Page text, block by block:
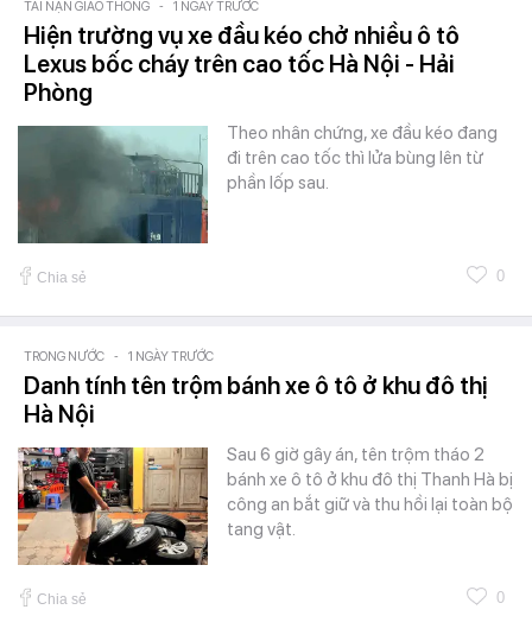
TAI NẠN GIAO THÔNG - 1 NGÀY TRƯỚC
Hiện trường vụ xe đầu kéo chở nhiều ô tô
Lexus bốc cháy trên cao tốc Hà Nội - Hải
Phòng
Theo nhân chứng, xe đầu kéo đang
đi trên cao tốc thì lửa bùng lên từ
phần lốp sau.
Chia sẻ 0
TRONG NƯỚC - 1 NGÀY TRƯỚC
Danh tính tên trộm bánh xe ô tô ở khu đô thị
Hà Nội
Sau 6 giờ gây án, tên trộm tháo 2
bánh xe ô tô ở khu đô thị Thanh Hà bị
công an bắt giữ và thu hồi lại toàn bộ
tang vật.
Chia sẻ 0